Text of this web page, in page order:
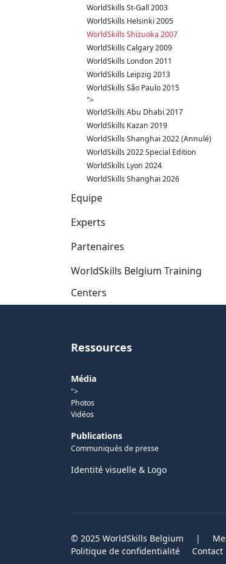
WorldSkills St-Gall 2003
WorldSkills Helsinki 2005
WorldSkills Shizuoka 2007
WorldSkills Calgary 2009
WorldSkills London 2011
WorldSkills Leipzig 2013
WorldSkills São Paulo 2015
">
WorldSkills Abu Dhabi 2017
WorldSkills Kazan 2019
WorldSkills Shanghai 2022 (Annulé)
WorldSkills 2022 Special Edition
WorldSkills Lyon 2024
WorldSkills Shanghai 2026
Equipe
Experts
Partenaires
WorldSkills Belgium Training
Centers
Ressources
Média
">
Photos
Vidéos
Publications
Communiqués de presse
Identité visuelle & Logo
© 2025 WorldSkills Belgium |
Politique de confidentialité
Contact